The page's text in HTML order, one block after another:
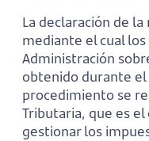
La declaración de
mediante el cual
Administración
obtenido durante el
procedimiento se
Tributaria, que es
gestionar los